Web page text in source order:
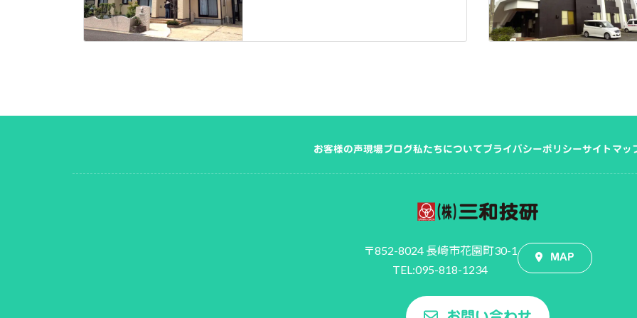
お客様の声現場ブログ私たちについてプライバシーポリシーサイトマッ
〒852-8024 長崎市花園町30-1
TEL:095-818-1234
MAP